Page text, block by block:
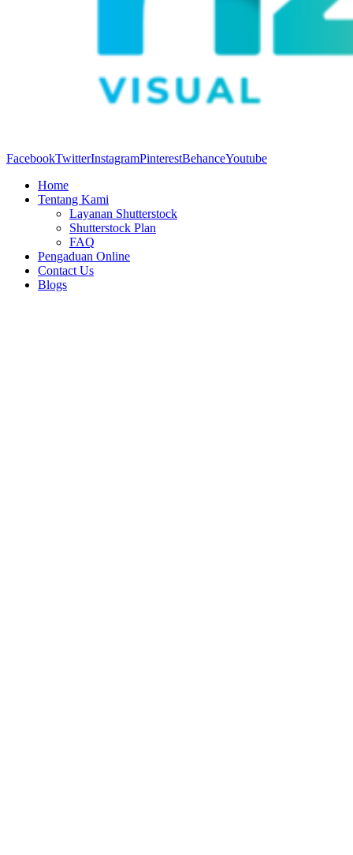
FacebookTwitterInstagramPinterestBehanceYoutube
Home
Tentang Kami
Layanan Shutterstock
Shutterstock Plan
FAQ
Pengaduan Online
Contact Us
Blogs